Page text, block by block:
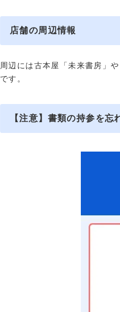
店舗の周辺情報
周辺には古本屋「未来書房」
です。
【注意】書類の持参を忘